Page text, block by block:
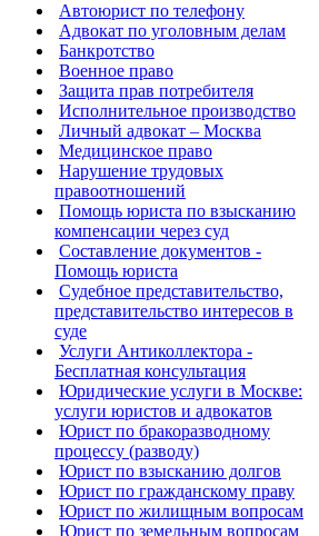
Автоюрист по телефону
Адвокат по уголовным делам
Банкротство
Военное право
Защита прав потребителя
Исполнительное производство
Личный адвокат – Москва
Медицинское право
Нарушение трудовых
правоотношений
Помощь юриста по взысканию
компенсации через суд
Составление документов -
Помощь юриста
Судебное представительство,
представительство интересов в
суде
Услуги Антиколлектора -
Бесплатная консультация
Юридические услуги в Москве:
услуги юристов и адвокатов
Юрист по бракоразводному
процессу (разводу)
Юрист по взысканию долгов
Юрист по гражданскому праву
Юрист по жилищным вопросам
Юрист по земельным вопросам